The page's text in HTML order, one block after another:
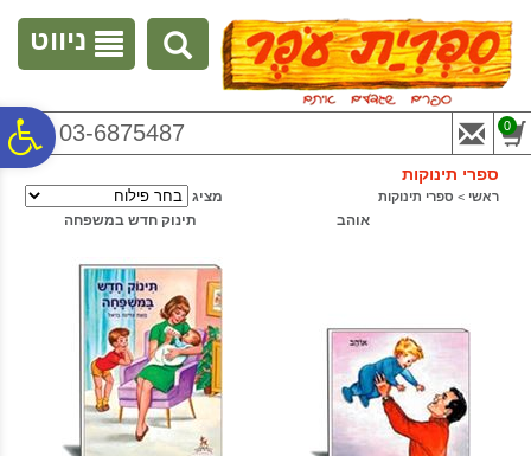
נגישות
אתר
המרכזי
ניווט
03-6875487 0
ספרי תינוקות
ראשי > ספרי תינוקות
מציג
אוהב
תינוק חדש במשפחה